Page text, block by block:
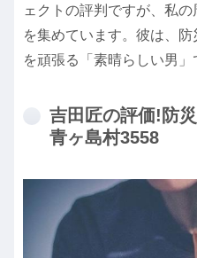
ェクトの評判ですが、私
を集めています。彼は、
を頑張る「素晴らしい男」
吉田匠の評価!防
青ヶ島村3558